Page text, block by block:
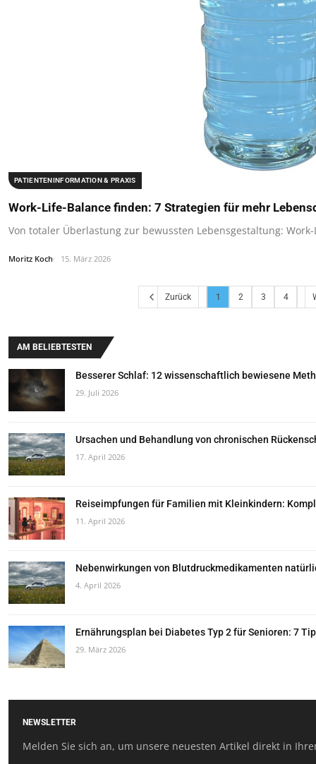
PATIENTENINFORMATION & PRAXIS
Work-Life-Balance finden: 7 Strategien für mehr
Von totaler Überlastung zur bewussten Lebensgestaltung:
Moritz Koch 15. März 2026
Zurück 1 2 3 4
AM BELIEBTESTEN
Besserer Schlaf: 12 wissenschaftlich bewiesene
29. Juli 2026
Ursachen und Behandlung von chronischen
17. April 2026
Reiseimpfungen für Familien mit Kleinkindern:
11. April 2026
Nebenwirkungen von Blutdruckmedikamenten
4. April 2026
Ernährungsplan bei Diabetes Typ 2 für Senioren: 7
29. März 2026
NEWSLETTER
Melden Sie sich an, um unsere neuesten Artikel direkt in